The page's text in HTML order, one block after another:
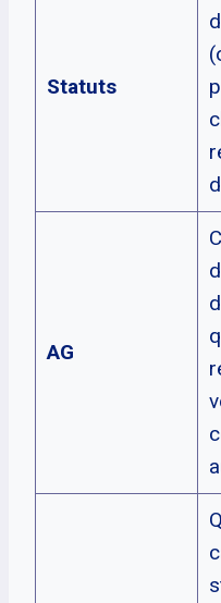
Statuts
AG